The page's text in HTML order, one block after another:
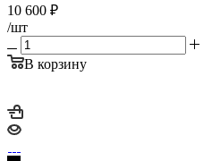
10 600 ₽
/шт
В корзину